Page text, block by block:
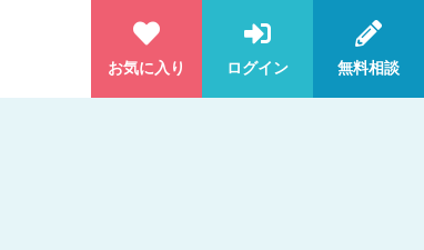
お気に入り
ログイン 無料相談